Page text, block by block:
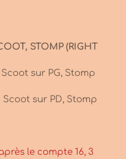
STOMP (RIGHT
sur PG, Stomp
sur PD, Stomp
le compte 16, 3